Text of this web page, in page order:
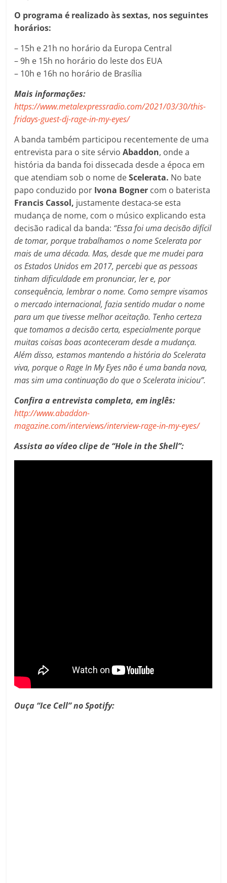
O programa é realizado às sextas, nos seguintes
horários:
– 15h e 21h no horário da Europa Central
– 9h e 15h no horário do leste dos EUA
– 10h e 16h no horário de Brasília
Mais informações:
https://www.metalexpressradio.com/2021/03/30/this-
fridays-guest-dj-rage-in-my-eyes/
A banda também participou recentemente de uma
entrevista para o site sérvioAbaddon, onde a
história da banda foi dissecada desde a época em
que atendiam sob o nome deScelerata. No bate
papo conduzido por Ivona Bogner com o baterista
Francis Cassol, justamente destaca-se esta
mudança de nome, com o músico explicando esta
decisão radical da banda: “Essa foi uma decisão difícil
de tomar, porque trabalhamos o nome Scelerata por
mais de uma década. Mas, desde que me mudei para
os Estados Unidos em 2017, percebi que as pessoas
tinham dificuldade em pronunciar, ler e, por
consequência, lembrar o nome. Como sempre visamos
o mercado internacional, fazia sentido mudar o nome
para um que tivesse melhor aceitação. Tenho certeza
que tomamos a decisão certa, especialmente porque
muitas coisas boas aconteceram desde a mudança.
Além disso, estamos mantendo a história do Scelerata
viva, porque o Rage In My Eyes não é uma banda nova,
mas sim uma continuação do que o Scelerata iniciou”.
Confira a entrevista completa, em inglês:
http://www.abaddon-
magazine.com/interviews/interview-rage-in-my-eyes/
Assista ao vídeo clipe de “Hole in the Shell”:
Ouça “Ice Cell” no Spotify: